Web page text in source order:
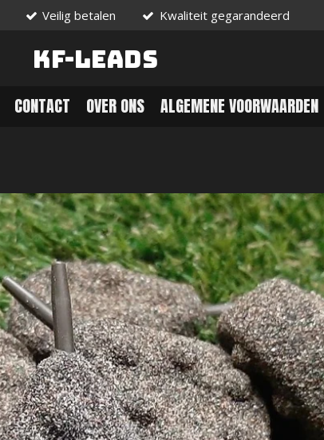
Veilig betalen Kwaliteit gegarandeerd
KF-Leads
CONTACT OVER ONS ALGEMENE VOORWAARDEN